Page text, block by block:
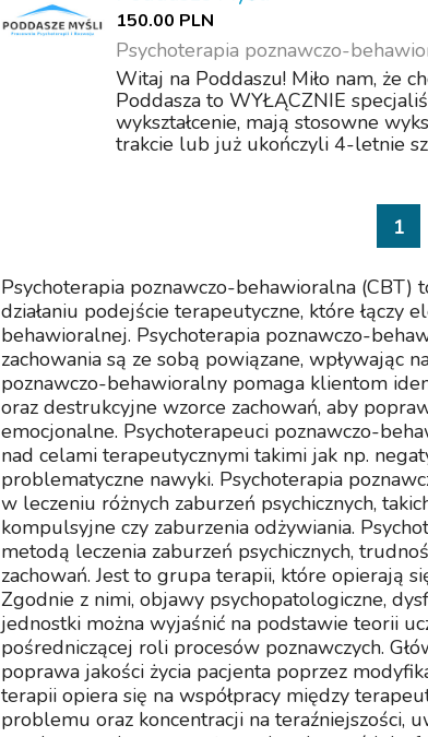
150.00 PLN
Psychoterapia poznawczo-
Witaj na Poddaszu! Miło nam, że
Poddasza to WYŁĄCZNIE
wykształcenie, mają stosowne
trakcie lub już ukończyli 4-letnie
1
Psychoterapia poznawczo-behawioralna
działaniu podejście terapeutyczne, które łączy
behawioralnej. Psychoterapia poznawczo-
zachowania są ze sobą powiązane, wpływając
poznawczo-behawioralny pomaga klientom
oraz destrukcyjne wzorce zachowań, aby
emocjonalne. Psychoterapeuci poznawczo-
nad celami terapeutycznymi takimi jak np.
problematyczne nawyki. Psychoterapia
w leczeniu różnych zaburzeń psychicznych,
kompulsyjne czy zaburzenia odżywiania.
metodą leczenia zaburzeń psychicznych,
zachowań. Jest to grupa terapii, które opierają
Zgodnie z nimi, objawy psychopatologiczne,
jednostki można wyjaśnić na podstawie teorii
pośredniczącej roli procesów poznawczych.
poprawa jakości życia pacjenta poprzez
terapii opiera się na współpracy między
problemu oraz koncentracji na teraźniejszości,